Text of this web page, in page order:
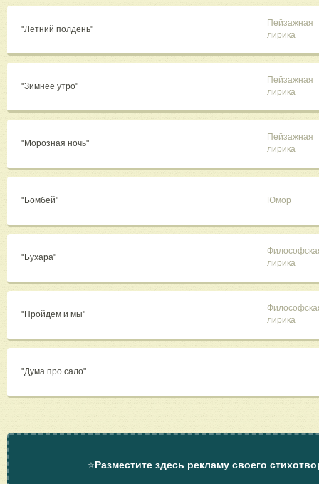
"Летний полдень"
Пейзажная
лирика
"Зимнее утро"
Пейзажная
лирика
"Морозная ночь"
Пейзажная
лирика
"Бомбей" Юмор
"Бухара"
лирика
"Пройдем и мы"
лирика
"Дума про сало"
⭐Разместите здесь рекламу своего